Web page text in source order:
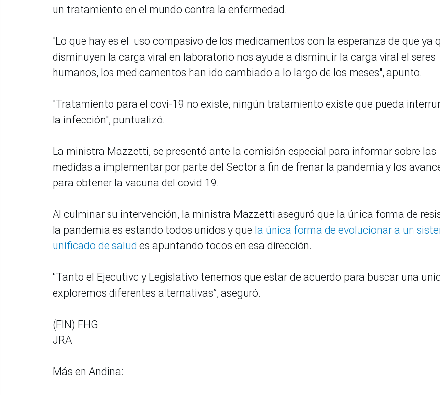
un tratamiento en el mundo contra la enfermedad.
"Lo que hay es el uso compasivo de los medicamentos con la esperanza de que ya
disminuyen la carga viral en laboratorio nos ayude a disminuir la carga viral el seres
humanos, los medicamentos han ido cambiado a lo largo de los meses", apunto.
"Tratamiento para el covi-19 no existe, ningún tratamiento existe que pueda
la infección", puntualizó.
La ministra Mazzetti, se presentó ante la comisión especial para informar sobre las
medidas a implementar por parte del Sector a fin de frenar la pandemia y los
para obtener la vacuna del covid 19.
Al culminar su intervención, la ministra Mazzetti aseguró que la única forma de
la pandemia es estando todos unidos y que la única forma de evolucionar a un
unificado de salud es apuntando todos en esa dirección.
“Tanto el Ejecutivo y Legislativo tenemos que estar de acuerdo para buscar una
exploremos diferentes alternativas”, aseguró.
(FIN) FHG
JRA
Más en Andina: